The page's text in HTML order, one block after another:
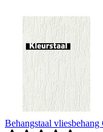
Behangstaal